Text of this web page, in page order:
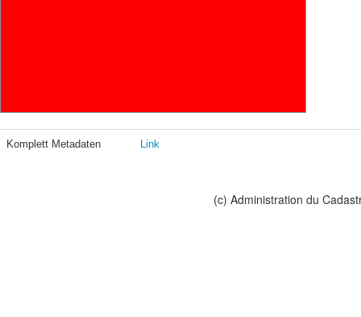
Komplett Metadaten Link
(c) Administration du